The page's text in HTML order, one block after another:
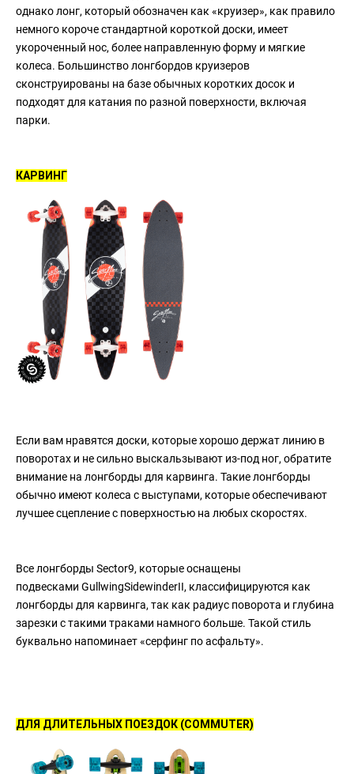
однако лонг, который обозначен как «круизер», как правило
немного короче стандартной короткой доски, имеет
укороченный нос, более направленную форму и мягкие
колеса. Большинство лонгбордов круизеров
сконструированы на базе обычных коротких досок и
подходят для катания по разной поверхности, включая
парки.
КАРВИНГ
Если вам нравятся доски, которые хорошо держат линию в
поворотах и не сильно выскальзывают из-под ног, обратите
внимание на лонгборды для карвинга. Такие лонгборды
обычно имеют колеса с выступами, которые обеспечивают
лучшее сцепление с поверхностью на любых скоростях.
Все лонгборды Sector9, которые оснащены
подвесками GullwingSidewinderII, классифицируются как
лонгборды для карвинга, так как радиус поворота и глубина
зарезки с такими траками намного больше. Такой стиль
буквально напоминает «серфинг по асфальту».
ДЛЯ ДЛИТЕЛЬНЫХ ПОЕЗДОК (COMMUTER)